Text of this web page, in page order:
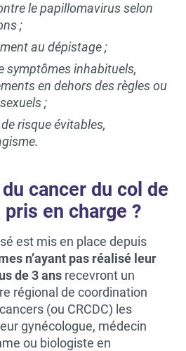
le papillomavirus selon
;
au dépistage ;
symptômes inhabituels,
en dehors des règles ou
;
risque évitables,
cancer du col de
pris en charge ?
est mis en place depuis
n’ayant pas réalisé leur
de 3 ans recevront un
régional de coordination
(ou CRCDC) les
gynécologue, médecin
ou biologiste en